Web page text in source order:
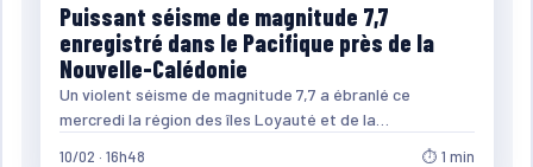
Puissant séisme de magnitude 7,7
enregistré dans le Pacifique près de la
Nouvelle-Calédonie
Un violent séisme de magnitude 7,7 a ébranlé ce
mercredi la région des îles Loyauté et de la…
10/02 · 16h48 ⏱ 1 min